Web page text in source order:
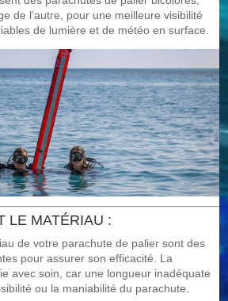
de l’autre, pour une meilleure visibilité
de lumière et de météo en surface.
LE MATÉRIAU :
de votre parachute de palier sont des
pour assurer son efficacité. La
avec soin, car une longueur inadéquate
ou la maniabilité du parachute.